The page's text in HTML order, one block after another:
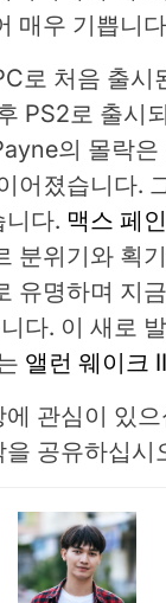
매우 기쁩니
로 처음 출시
PS2로 출시
의 몰락은
어졌습니다.
니다. 맥스 페
분위기와 획
유명하며 지
다. 이 새로
앨런 웨이크 II
관심이 있
공유하십시